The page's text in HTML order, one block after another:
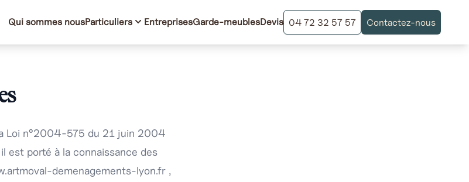
Qui sommes nousParticuliers EntreprisesGarde-meublesDevis 04 72 32 57 57 Contactez-nous
Loi n°2004-575 du 21 juin 2004
est porté à la connaissance des
demenagements-lyon.fr ,